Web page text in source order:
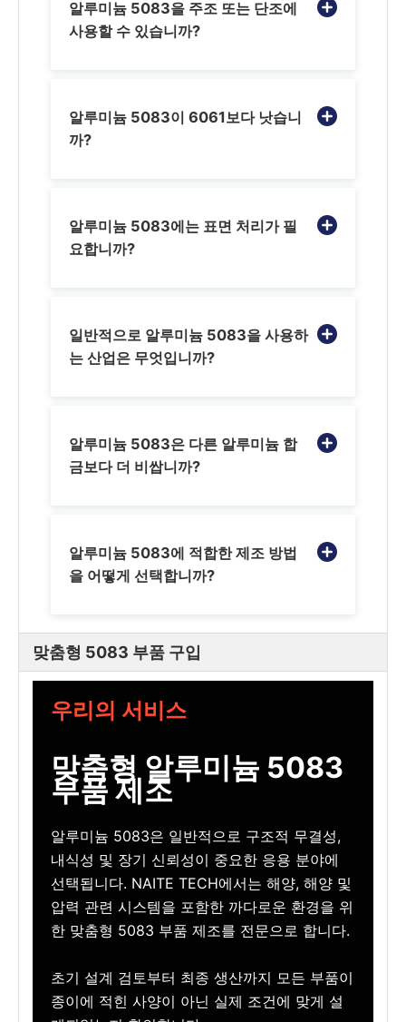
알루미늄 5083을 주조 또는 단조에
사용할 수 있습니까?
알루미늄 5083이 6061보다 낫습니
까?
알루미늄 5083에는 표면 처리가 필
요합니까?
일반적으로 알루미늄 5083을 사용하
는 산업은 무엇입니까?
알루미늄 5083은 다른 알루미늄 합
금보다 더 비쌉니까?
알루미늄 5083에 적합한 제조 방법
을 어떻게 선택합니까?
맞춤형 5083 부품 구입
우리의 서비스
맞춤형 알루미늄 5083
부품 제조
알루미늄 5083은 일반적으로 구조적 무결성,
내식성 및 장기 신뢰성이 중요한 응용 분야에
선택됩니다. NAITE TECH에서는 해양, 해양 및
압력 관련 시스템을 포함한 까다로운 환경을 위
한 맞춤형 5083 부품 제조를 전문으로 합니다.
초기 설계 검토부터 최종 생산까지 모든 부품이
종이에 적힌 사양이 아닌 실제 조건에 맞게 설